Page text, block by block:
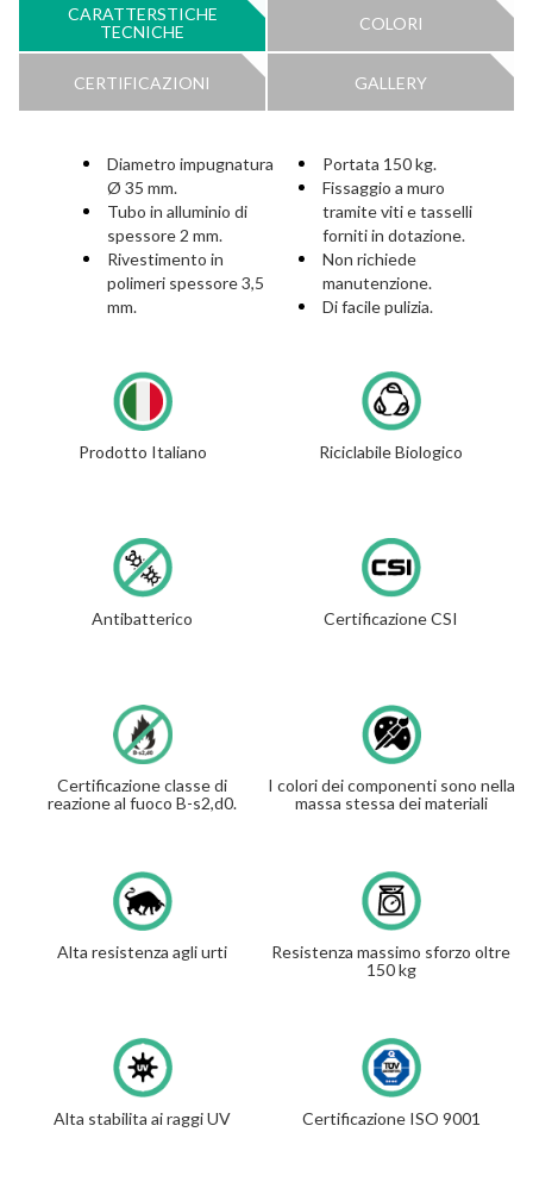
CARATTERSTICHE
TECNICHE
COLORI
CERTIFICAZIONI GALLERY
Diametro impugnatura
Ø 35 mm.
Tubo in alluminio di
spessore 2 mm.
Rivestimento in
polimeri spessore 3,5
mm.
Portata 150 kg.
Fissaggio a muro
tramite viti e tasselli
forniti in dotazione.
Non richiede
manutenzione.
Di facile pulizia.
Prodotto Italiano Riciclabile Biologico
Antibatterico Certificazione CSI
Certificazione classe di
reazione al fuoco B-s2,d0.
I colori dei componenti sono nella
massa stessa dei materiali
Alta resistenza agli urti
Resistenza massimo sforzo oltre
150 kg
Alta stabilita ai raggi UV Certificazione ISO 9001